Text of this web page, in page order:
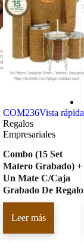
COM236Vista rápida
Regalos
Empresariales
Combo (15 Set
Matero Grabado) +
Un Mate C/Caja
Grabado De Regalo
Leer más